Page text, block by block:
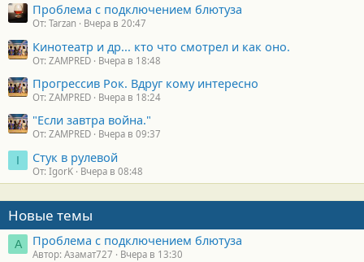
Проблема с подключением блютуза
От: Tarzan Вчера в 20:47
Кинотеатр и др... кто что смотрел и как оно.
От: ZAMPRED Вчера в 18:48
Прогрессив Рок. Вдруг кому интересно
От: ZAMPRED Вчера в 18:24
"Если завтра война."
От: ZAMPRED Вчера в 09:37
I Стук в рулевой
От: IgorK Вчера в 08:48
Новые темы
А Проблема с подключением блютуза
Автор: Азамат727 Вчера в 13:30